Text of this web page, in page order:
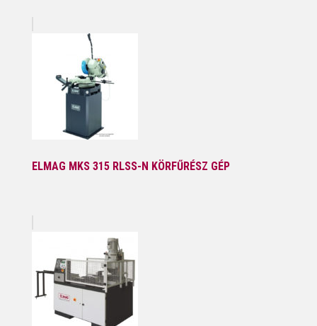
ELMAG MKS 315 RLSS-N KÖRFŰRÉSZ GÉP